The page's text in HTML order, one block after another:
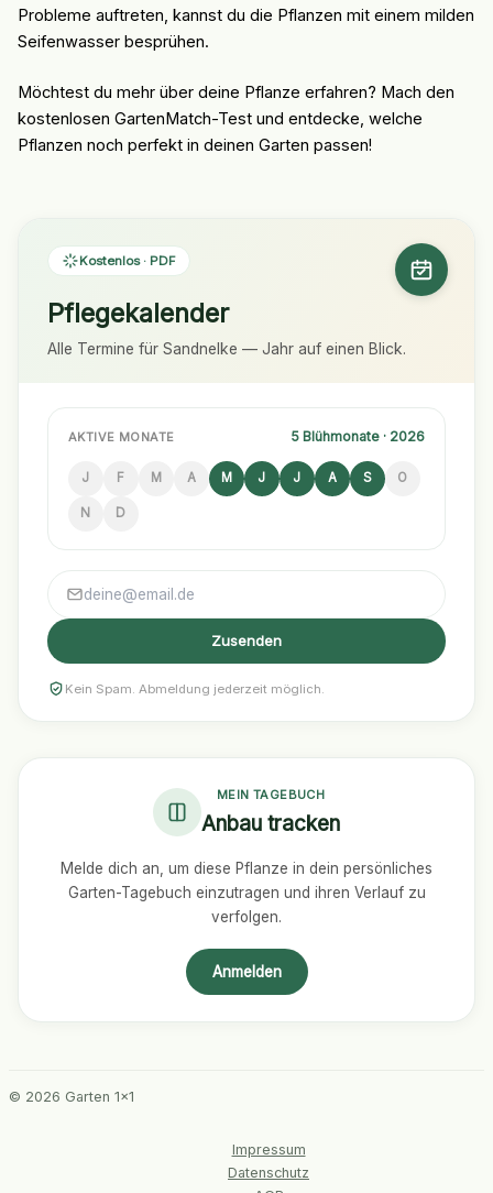
Probleme auftreten, kannst du die Pflanzen mit einem milden
Seifenwasser besprühen.
Möchtest du mehr über deine Pflanze erfahren? Mach den
kostenlosen GartenMatch-Test und entdecke, welche
Pflanzen noch perfekt in deinen Garten passen!
Kostenlos · PDF
Pflegekalender
Alle Termine für Sandnelke — Jahr auf einen Blick.
AKTIVE MONATE 5 Blühmonate · 2026
J F M A M J J A S O
N D
Zusenden
Kein Spam. Abmeldung jederzeit möglich.
MEIN TAGEBUCH
Anbau tracken
Melde dich an, um diese Pflanze in dein persönliches
Garten-Tagebuch einzutragen und ihren Verlauf zu
verfolgen.
Anmelden
© 2026 Garten 1x1
Impressum
Datenschutz